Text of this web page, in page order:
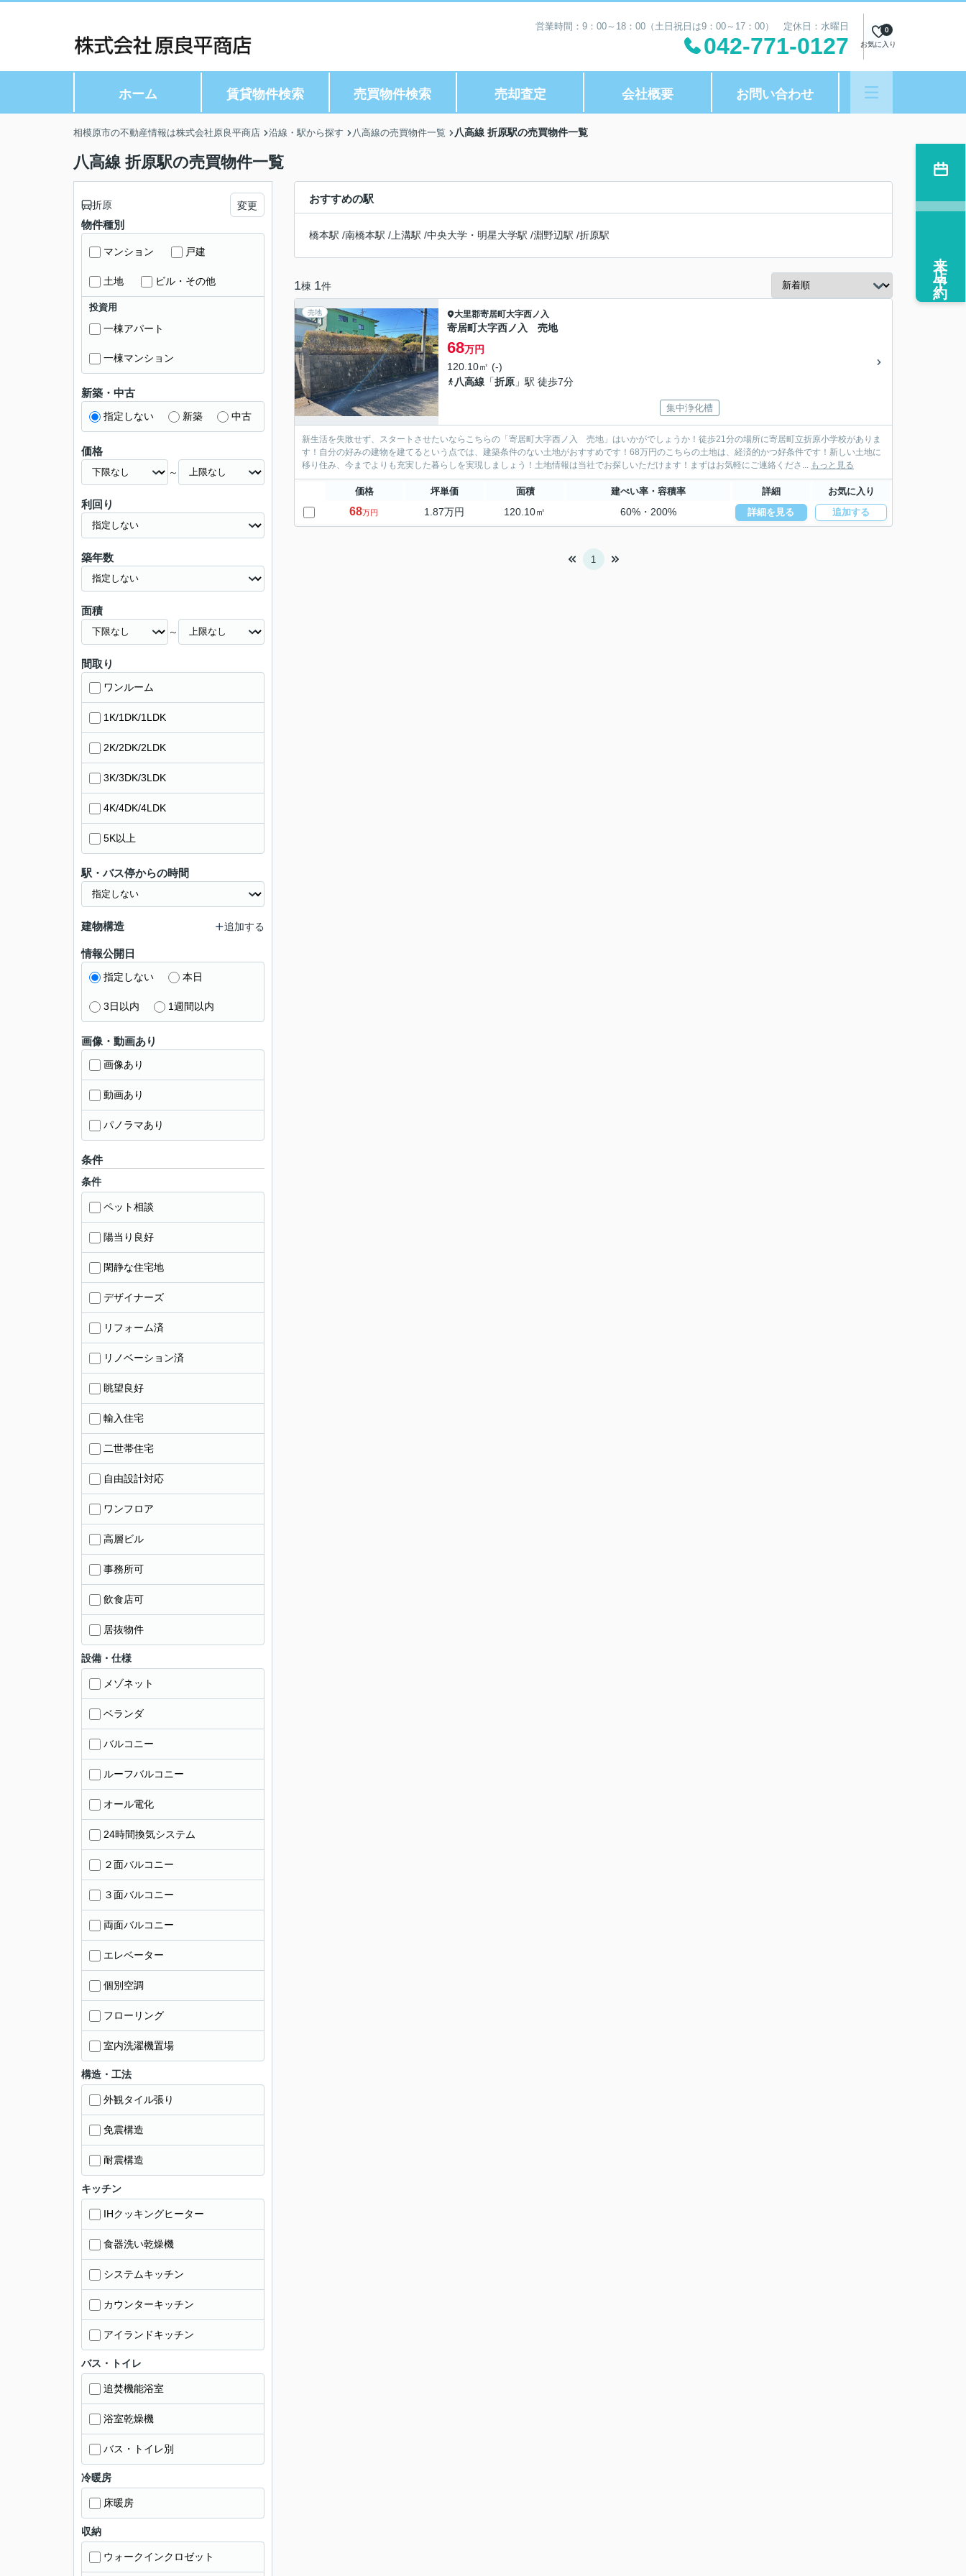
営業時間：9：00～18：00（土日祝日は9：00～17：00） 定休日：水曜日
042-771-0127 お気に入り
0
ホーム 賃貸物件検索 売買物件検索 売却査定 会社概要 お問い合わせ
相模原市の不動産情報は株式会社原良平商店 沿線・駅から探す 八高線の売買物件一覧 八高線 折原駅の売買物件一覧
八高線 折原駅の売買物件一覧
おすすめの駅
橋本駅 /南橋本駅 / 上溝駅 /中央大学・明星大学駅 /淵野辺駅 /折原駅
1棟 1件
売地 大里郡寄居町大字西ノ入
寄居町大字西ノ入 売地
68万円
120.10㎡ (-)
八高線 「折原 」駅 徒歩7分
集中浄化槽
新生活を失敗せず、スタートさせたいならこちらの「寄居町大字西ノ入 売地」はいかがでしょうか！徒歩21分の場所に寄居町立折原小学校がありま
す！自分の好みの建物を建てるという点では、建築条件のない土地がおすすめです！68万円のこちらの土地は、経済的かつ好条件です！新しい土地に
移り住み、今までよりも充実した暮らしを実現しましょう！土地情報は当社でお探しいただけます！まずはお気軽にご連絡くださ... もっと見る
価格 坪単価 面積 建ぺい率・容積率 詳細 お気に入り
68万円 1.87万円 120.10㎡ 60%・200% 詳細を見る 追加する
1
折原 変更
物件種別
マンション 戸建
土地 ビル・その他
投資用
一棟アパート
一棟マンション
新築・中古
指定しない 新築 中古
価格
～
利回り
築年数
面積
～
間取り
ワンルーム
1K/1DK/1LDK
2K/2DK/2LDK
3K/3DK/3LDK
4K/4DK/4LDK
5K以上
駅・バス停からの時間
建物構造 追加する
情報公開日
指定しない 本日
3日以内 1週間以内
画像・動画あり
画像あり
動画あり
パノラマあり
条件
条件
ペット相談
陽当り良好
閑静な住宅地
デザイナーズ
リフォーム済
リノベーション済
眺望良好
輸入住宅
二世帯住宅
自由設計対応
ワンフロア
高層ビル
事務所可
飲食店可
居抜物件
設備・仕様
メゾネット
ベランダ
バルコニー
ルーフバルコニー
オール電化
24時間換気システム
２面バルコニー
３面バルコニー
両面バルコニー
エレベーター
個別空調
フローリング
室内洗濯機置場
構造・工法
外観タイル張り
免震構造
耐震構造
キッチン
IHクッキングヒーター
食器洗い乾燥機
システムキッチン
カウンターキッチン
アイランドキッチン
バス・トイレ
追焚機能浴室
浴室乾燥機
バス・トイレ別
冷暖房
床暖房
収納
ウォークインクロゼット
来店予約